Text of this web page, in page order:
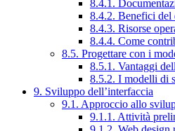
8.4.1.
8.4.2. Benefici del
8.4.3. Risorse
8.4.4. Come
8.5. Progettare con i
8.5.1. Vantaggi
8.5.2. I modelli di
9. Sviluppo dell’interfaccia
9.1. Approccio allo
9.1.1. Attività